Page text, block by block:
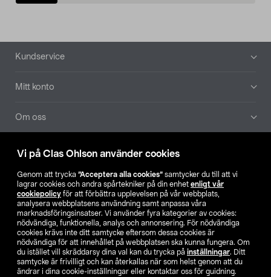
Vi på Clas Ohlson använder cookies
Genom att trycka ”Acceptera alla cookies” samtycker du till att vi
lagrar cookies och andra spårtekniker på din enhet enligt vår
cookiepolicy för att förbättra upplevelsen på vår webbplats,
analysera webbplatsens användning samt anpassa våra
marknadsföringsinsatser. Vi använder fyra kategorier av cookies:
nödvändiga, funktionella, analys och annonsering. För nödvändiga
cookies krävs inte ditt samtycke eftersom dessa cookies är
nödvändiga för att innehållet på webbplatsen ska kunna fungera. Om
du istället vill skräddarsy dina val kan du trycka på inställningar. Ditt
samtycke är frivilligt och kan återkallas när som helst genom att du
ändrar i dina cookie-inställningar eller kontaktar oss för guidning.
Sidfot
Kundservice
Mitt konto
Om oss
Aktuellt
Våra bolag
Hitta butik
SE NO FI